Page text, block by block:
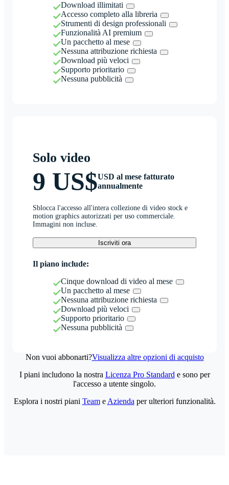
Download illimitati
Accesso completo alla libreria
Strumenti di design professionali
Funzionalità AI premium
Un pacchetto al mese
Nessuna attribuzione richiesta
Download più veloci
Supporto prioritario
Nessuna pubblicità
Solo video
9 US$USD al mese fatturato
annualmente
Sblocca l'accesso all'intera collezione di video stock e
motion graphics autorizzati per uso commerciale.
Immagini non incluse.
Iscriviti ora
Il piano include:
Cinque download di video al mese
Un pacchetto al mese
Nessuna attribuzione richiesta
Download più veloci
Supporto prioritario
Nessuna pubblicità
Non vuoi abbonarti?Visualizza altre opzioni di acquisto
I piani includono la nostra Licenza Pro Standard e sono per
l'accesso a utente singolo.
Esplora i nostri piani Teame Azienda per ulteriori funzionalità.